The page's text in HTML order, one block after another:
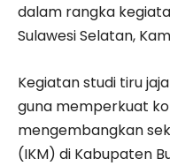
dalam rangka
Sulawesi Selatan,
Kegiatan studi tiru
guna memperkuat
mengembangkan
(IKM) di Kabupaten